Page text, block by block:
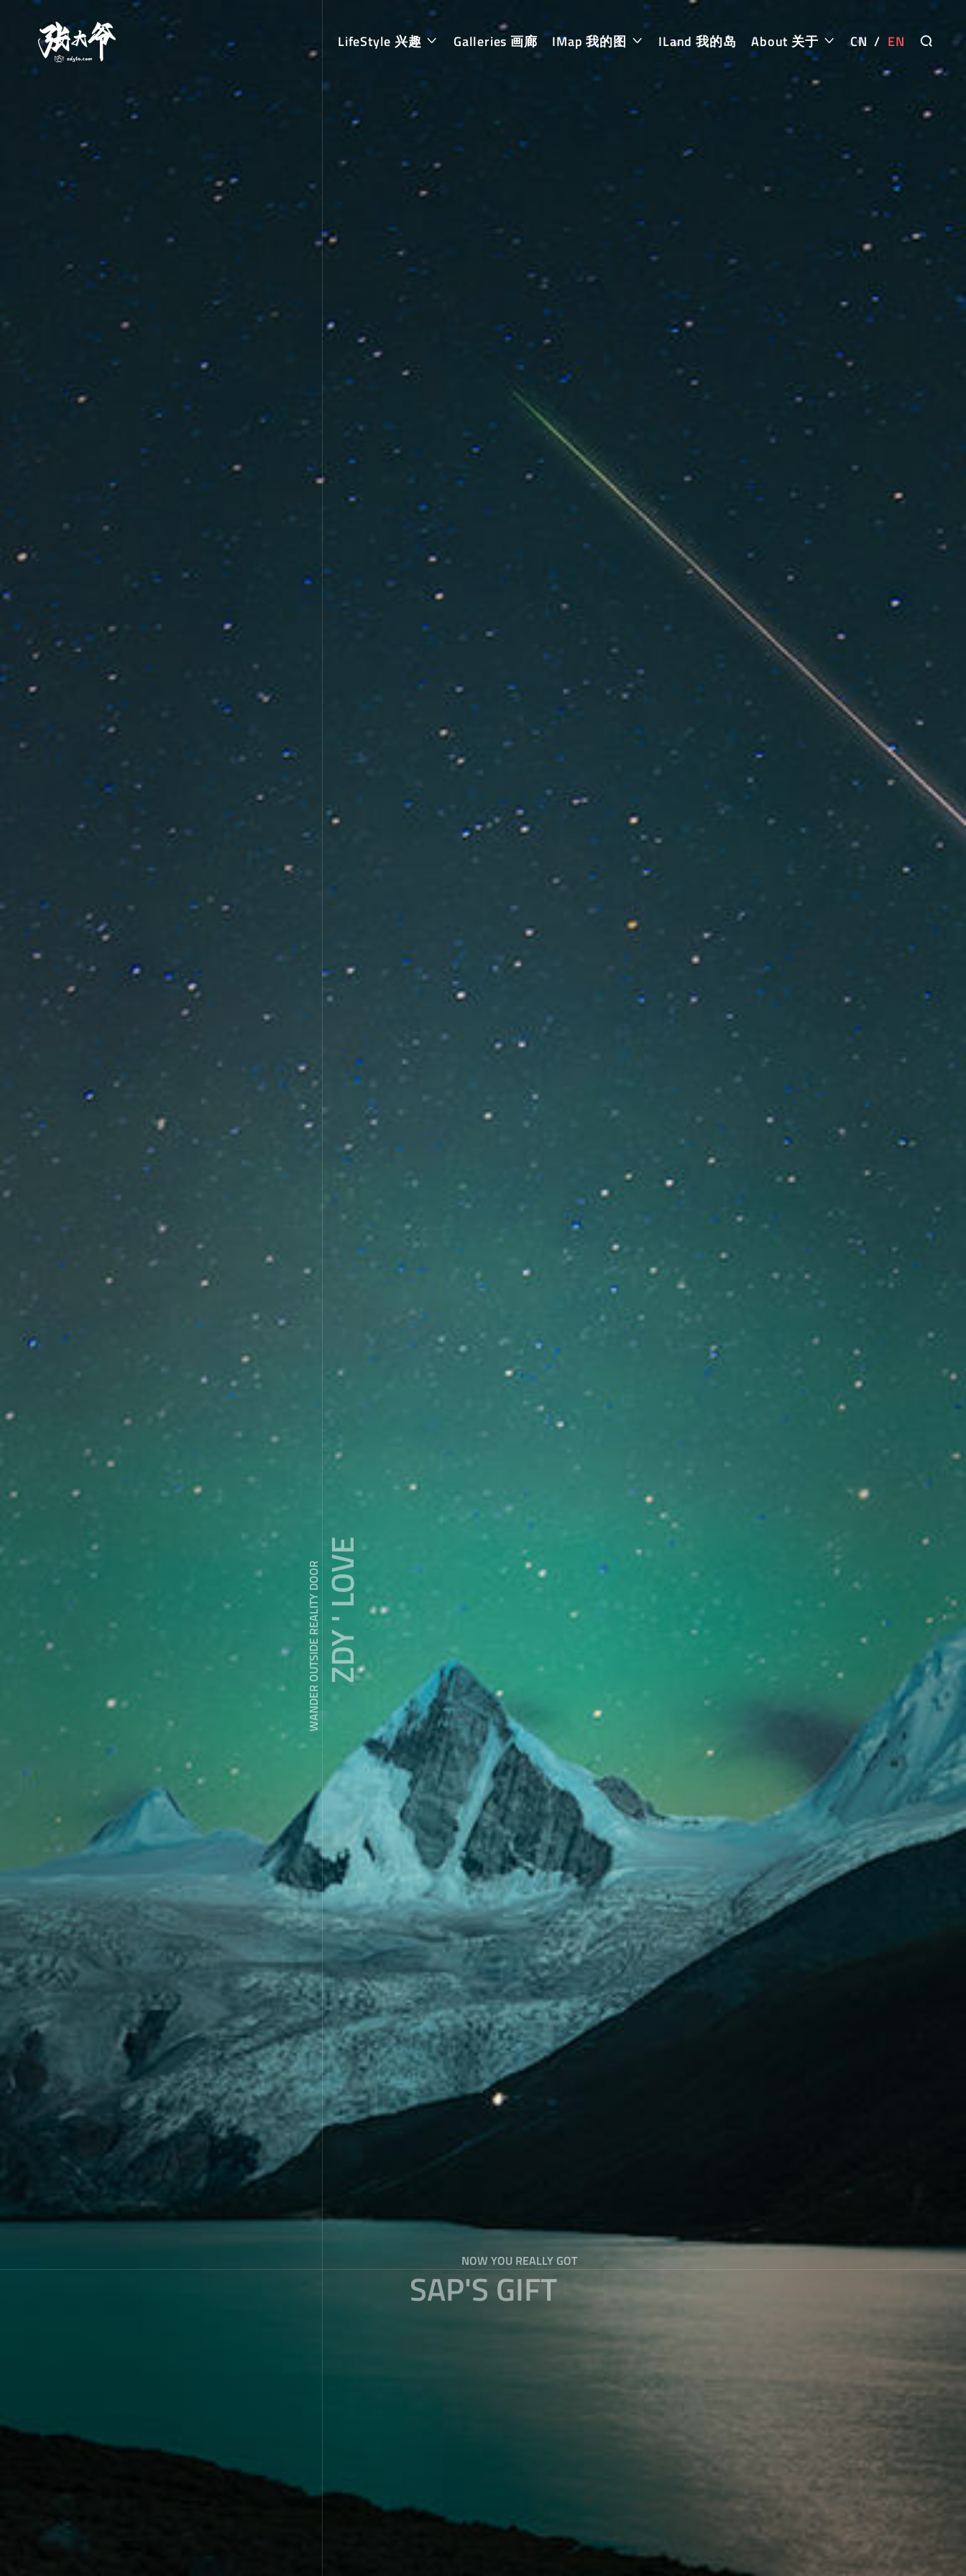
LifeStyle 兴趣 Galleries 画廊 IMap 我的图 ILand 我的岛 About 关于 CN / EN
WANDER OUTSIDE REALITY DOORZDY ' LOVE
NOW YOU REALLY GOT
SAP'S GIFT